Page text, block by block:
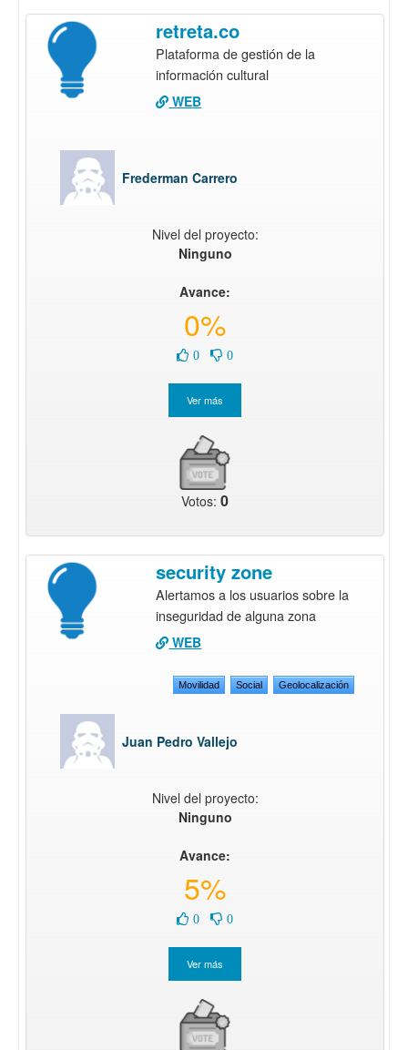
retreta.co
Plataforma de gestión de la
información cultural
WEB
Frederman Carrero
Nivel del proyecto:
Ninguno
Avance:
0%
0 0
Votos: 0
security zone
Alertamos a los usuarios sobre la
inseguridad de alguna zona
WEB
Movilidad Social Geolocalización
Juan Pedro Vallejo
Nivel del proyecto:
Ninguno
Avance:
5%
0 0